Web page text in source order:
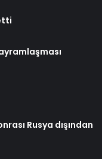
Rusya dışından